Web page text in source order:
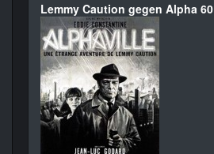
Lemmy Caution gegen Alpha 60